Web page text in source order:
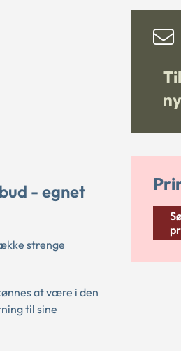
- egnet
strenge
at være i den
til sine